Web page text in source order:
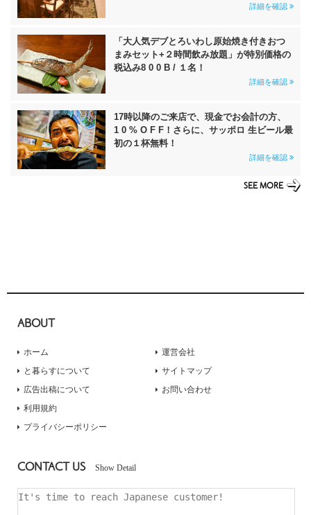
詳細を確認
「大人気デブとろいわし原始焼き付きおつ
まみセット+２時間飲み放題」が特別価格の
税込み8 0 0 B / １名！
詳細を確認
17時以降のご来店で、現金でお会計の方、
1 0 % O F F！さらに、サッポロ 生ビール最
初の１杯無料！
詳細を確認
SEE MORE
ABOUT
ホーム
と暮らすについて
広告出稿について
運営会社
サイトマップ
お問い合わせ
利用規約
プライバシーポリシー
CONTACT US Show Detail